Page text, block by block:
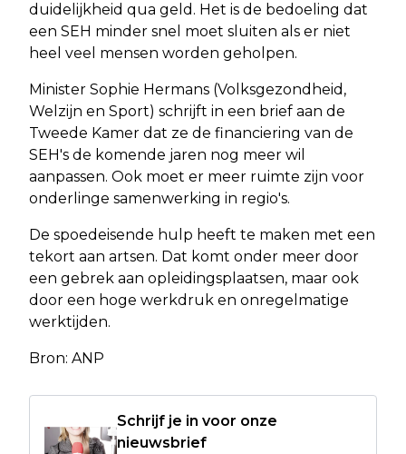
duidelijkheid qua geld. Het is de bedoeling dat
een SEH minder snel moet sluiten als er niet
heel veel mensen worden geholpen.
Minister Sophie Hermans (Volksgezondheid,
Welzijn en Sport) schrijft in een brief aan de
Tweede Kamer dat ze de financiering van de
SEH's de komende jaren nog meer wil
aanpassen. Ook moet er meer ruimte zijn voor
onderlinge samenwerking in regio's.
De spoedeisende hulp heeft te maken met een
tekort aan artsen. Dat komt onder meer door
een gebrek aan opleidingsplaatsen, maar ook
door een hoge werkdruk en onregelmatige
werktijden.
Bron: ANP
Schrijf je in voor onze
nieuwsbrief